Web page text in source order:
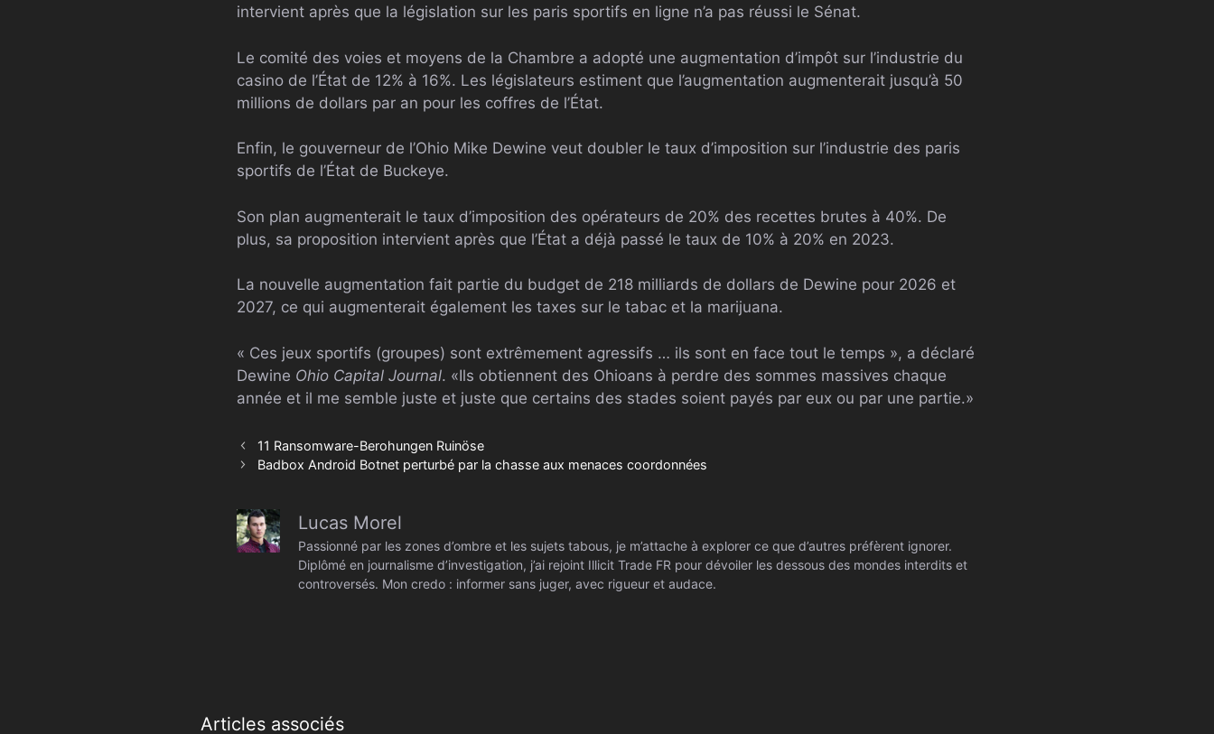
intervient après que la législation sur les paris sportifs en ligne n’a pas réussi le Sénat.
Le comité des voies et moyens de la Chambre a adopté une augmentation d’impôt sur l’industrie du
casino de l’État de 12% à 16%. Les législateurs estiment que l’augmentation augmenterait jusqu’à 50
millions de dollars par an pour les coffres de l’État.
Enfin, le gouverneur de l’Ohio Mike Dewine veut doubler le taux d’imposition sur l’industrie des paris
sportifs de l’État de Buckeye.
Son plan augmenterait le taux d’imposition des opérateurs de 20% des recettes brutes à 40%. De
plus, sa proposition intervient après que l’État a déjà passé le taux de 10% à 20% en 2023.
La nouvelle augmentation fait partie du budget de 218 milliards de dollars de Dewine pour 2026 et
2027, ce qui augmenterait également les taxes sur le tabac et la marijuana.
« Ces jeux sportifs (groupes) sont extrêmement agressifs … ils sont en face tout le temps », a déclaré
Dewine Ohio Capital Journal. «Ils obtiennent des Ohioans à perdre des sommes massives chaque
année et il me semble juste et juste que certains des stades soient payés par eux ou par une partie.»
11 Ransomware-Berohungen Ruinöse
Badbox Android Botnet perturbé par la chasse aux menaces coordonnées
Lucas Morel
Passionné par les zones d’ombre et les sujets tabous, je m’attache à explorer ce que d’autres préfèrent ignorer.
Diplômé en journalisme d’investigation, j’ai rejoint Illicit Trade FR pour dévoiler les dessous des mondes interdits et
controversés. Mon credo : informer sans juger, avec rigueur et audace.
Articles associés